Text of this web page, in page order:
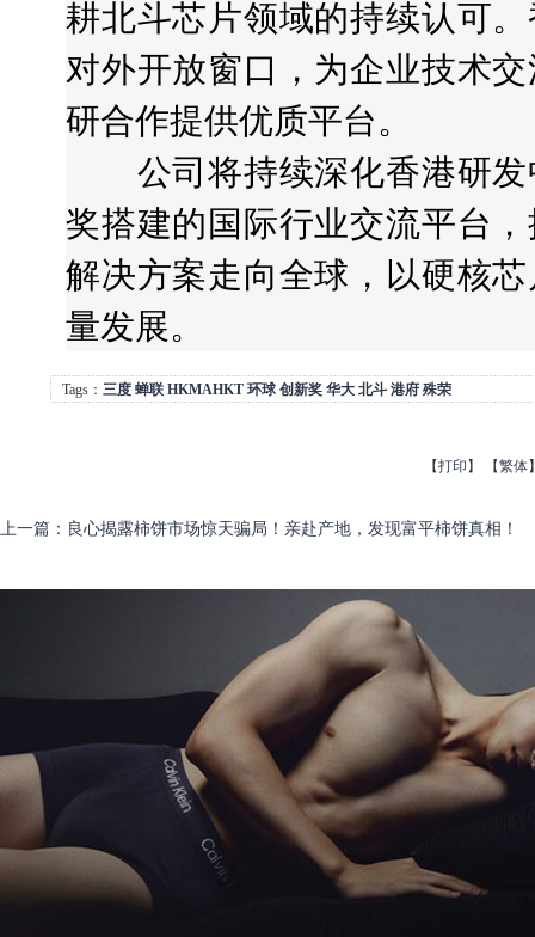
耕北斗芯片领域的持续认可
对外开放窗口，为企业技术
研合作提供优质平台。
公司将持续深化香港研发
奖搭建的国际行业交流平台
解决方案走向全球，以硬核
量发展。
Tags： 三度 蝉联 HKMAHKT 环球 创新奖 华大 北斗 港府 殊荣
【打印 】 【繁体
上一篇 ： 良心揭露柿饼市场惊天骗局！亲赴产地，发现富平柿饼真相！